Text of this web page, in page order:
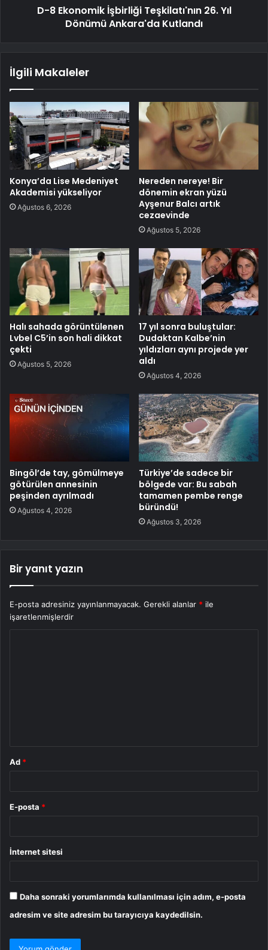
D-8 Ekonomik İşbirliği Teşkilatı'nın 26. Yıl
Dönümü Ankara'da Kutlandı
İlgili Makaleler
Konya’da Lise Medeniyet
Akademisi yükseliyor
Ağustos 6, 2026
Nereden nereye! Bir
dönemin ekran yüzü
Ayşenur Balcı artık
cezaevinde
Ağustos 5, 2026
Halı sahada görüntülenen
Lvbel C5’in son hali dikkat
çekti
Ağustos 5, 2026
17 yıl sonra buluştular:
Dudaktan Kalbe’nin
yıldızları aynı projede yer
aldı
Ağustos 4, 2026
Bingöl’de tay, gömülmeye
götürülen annesinin
peşinden ayrılmadı
Ağustos 4, 2026
Türkiye’de sadece bir
bölgede var: Bu sabah
tamamen pembe renge
büründü!
Ağustos 3, 2026
Bir yanıt yazın
E-posta adresiniz yayınlanmayacak. Gerekli alanlar * ile
işaretlenmişlerdir
Ad *
E-posta *
İnternet sitesi
Daha sonraki yorumlarımda kullanılması için adım, e-posta
adresim ve site adresim bu tarayıcıya kaydedilsin.